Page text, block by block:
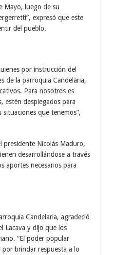
Mayo, luego de su
expresó que este
del pueblo.
por instrucción del
de la parroquia Candelaria,
Para nosotros es
estén desplegados para
que tenemos”,
presidente Nicolás Maduro,
desarrollándose a través
aportes necesarios para
Candelaria, agradeció
Lacava y dijo que los
“El poder popular
brindar respuesta a lo